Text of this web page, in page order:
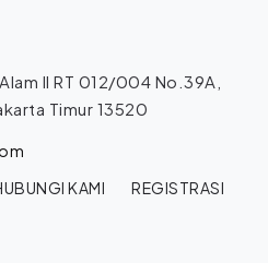
II RT 012/004 No.39A,
Timur 13520
KAMI REGISTRASI